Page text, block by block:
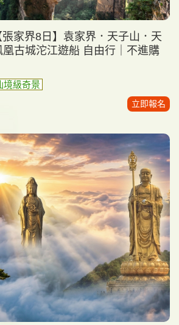
張家界8日】袁家界．天子山．天
凰古城沱江遊船 自由行｜不進購
境級奇景
立即報名